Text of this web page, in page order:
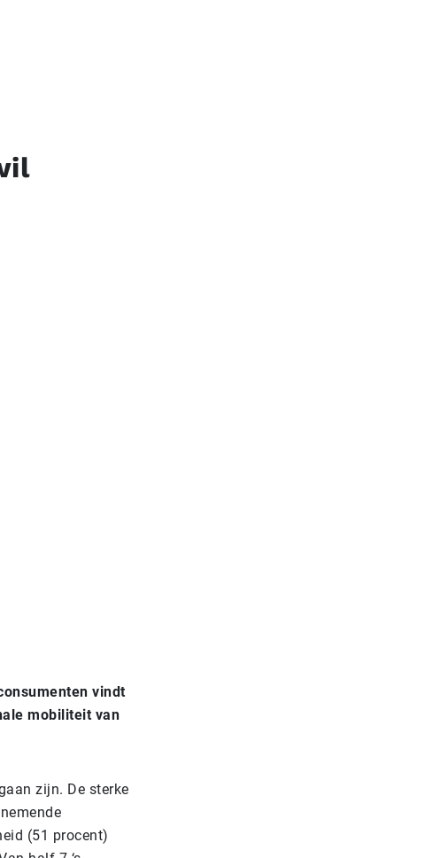
vindt
mobiliteit van
zijn. De sterke
(51 procent)